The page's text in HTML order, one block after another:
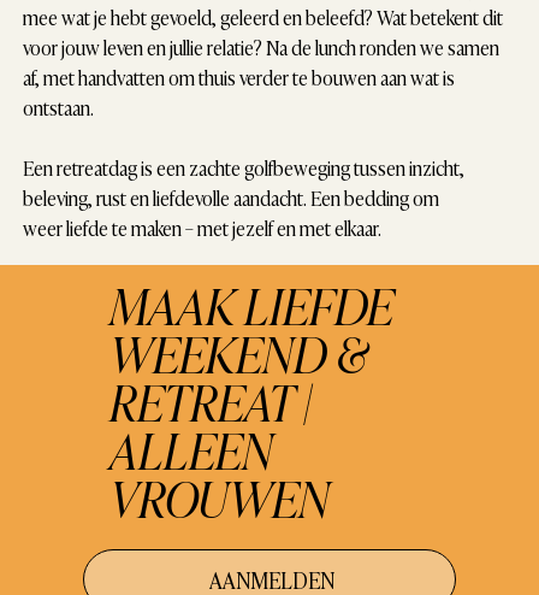
mee wat je hebt gevoeld, geleerd en beleefd? Wat betekent dit
voor jouw leven en jullie relatie? Na de lunch ronden we samen
af, met handvatten om thuis verder te bouwen aan wat is
ontstaan.
Een retreatdag is een zachte golfbeweging tussen inzicht,
beleving, rust en liefdevolle aandacht. Een bedding om
weer liefde te maken – met jezelf en met elkaar.
MAAK LIEFDE
WEEKEND &
RETREAT |
ALLEEN
VROUWEN
AANMELDEN